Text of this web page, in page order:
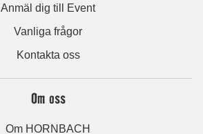
Anmäl dig till Event
Vanliga frågor
Kontakta oss
Om oss
Om HORNBACH